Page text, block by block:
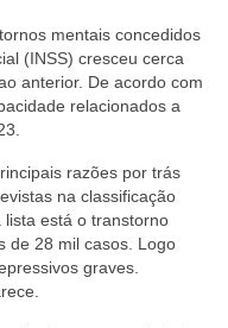
mentais concedidos
(INSS) cresceu cerca
anterior. De acordo com
relacionados a
razões por trás
na classificação
está o transtorno
de 28 mil casos. Logo
graves.